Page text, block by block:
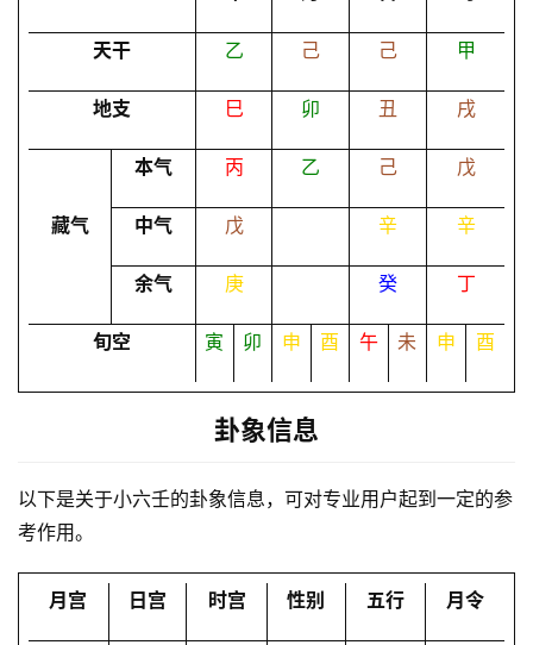
理
I
会
员
登录 注册
天干 乙 己 己 甲
地支 巳 卯 丑 戌
本气 丙 乙 己 戊
藏气 中气 戊 辛 辛
余气 庚 癸 丁
旬空 寅 卯 申 酉 午 未 申 酉
卦象信息
以下是关于小六壬的卦象信息，可对专业用户起到一定的参
考作用。
月宫 日宫 时宫 性别 五行 月令